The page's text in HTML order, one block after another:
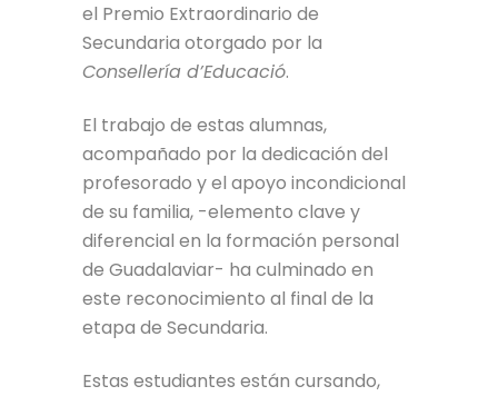
el Premio Extraordinario de
Secundaria otorgado por la
Consellería d’Educació.
El trabajo de estas alumnas,
acompañado por la dedicación del
profesorado y el apoyo incondicional
de su familia, -elemento clave y
diferencial en la formación personal
de Guadalaviar- ha culminado en
este reconocimiento al final de la
etapa de Secundaria.
Estas estudiantes están cursando,